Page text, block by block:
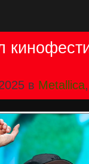
в Metallica